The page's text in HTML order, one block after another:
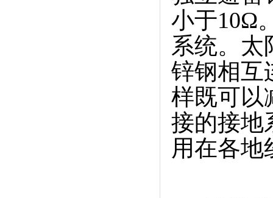
小于10Ω
系统。太
锌钢相互
样既可以
接的接地
用在各地